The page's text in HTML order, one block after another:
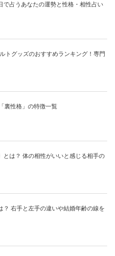
で占うあなたの運勢と性格・相性占い
トグッズのおすすめランキング！専門
裏性格」の特徴一覧
とは？ 体の相性がいいと感じる相手の
？ 右手と左手の違いや結婚年齢の線を